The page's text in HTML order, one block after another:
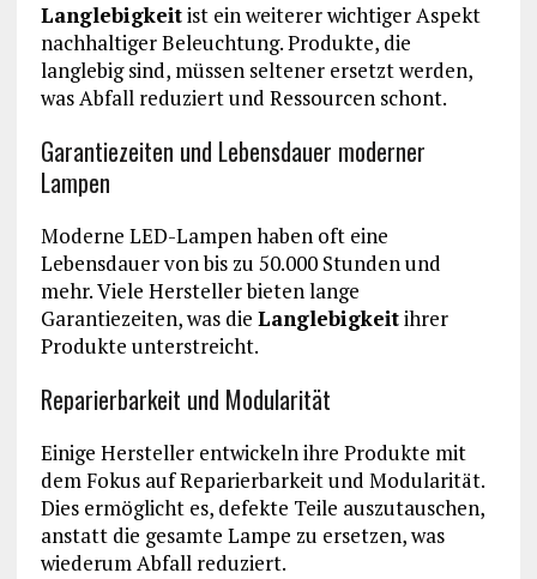
Langlebigkeitist ein weiterer wichtiger Aspekt
nachhaltiger Beleuchtung. Produkte, die
langlebig sind, müssen seltener ersetzt werden,
was Abfall reduziert und Ressourcen schont.
Garantiezeiten und Lebensdauer moderner
Lampen
Moderne LED-Lampen haben oft eine
Lebensdauer von bis zu 50.000 Stunden und
mehr. Viele Hersteller bieten lange
Garantiezeiten, was die Langlebigkeitihrer
Produkte unterstreicht.
Reparierbarkeit und Modularität
Einige Hersteller entwickeln ihre Produkte mit
dem Fokus auf Reparierbarkeit und Modularität.
Dies ermöglicht es, defekte Teile auszutauschen,
anstatt die gesamte Lampe zu ersetzen, was
wiederum Abfall reduziert.